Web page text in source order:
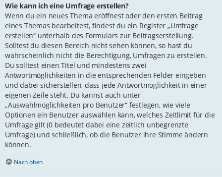
Wie kann ich eine Umfrage erstellen?
Wenn du ein neues Thema eröffnest oder den ersten Beitrag
eines Themas bearbeitest, findest du ein Register „Umfrage
erstellen“ unterhalb des Formulars zur Beitragserstellung.
Solltest du diesen Bereich nicht sehen können, so hast du
wahrscheinlich nicht die Berechtigung, Umfragen zu erstellen.
Du solltest einen Titel und mindestens zwei
Antwortmöglichkeiten in die entsprechenden Felder eingeben
und dabei sicherstellen, dass jede Antwortmöglichkeit in einer
eigenen Zeile steht. Du kannst auch unter
„Auswahlmöglichkeiten pro Benutzer“ festlegen, wie viele
Optionen ein Benutzer auswählen kann, welches Zeitlimit für die
Umfrage gilt (0 bedeutet dabei eine zeitlich unbegrenzte
Umfrage) und schließlich, ob die Benutzer ihre Stimme ändern
können.
Nach oben